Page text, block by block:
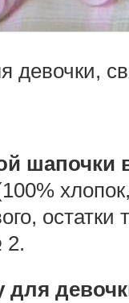
девочки,
шапочки
для